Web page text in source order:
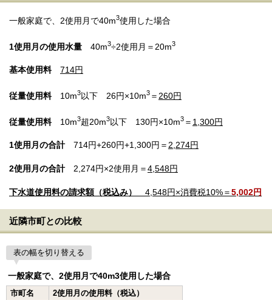
一般家庭で、2使用月で40m3使用した場合
1使用月の使用水量 40m3÷2使用月＝20m3
基本使用料 714円
従量使用料10m3以下 26円×10m3 ＝ 260円
従量使用料 10m3超20m3以下 130円×10m3 ＝ 1,300円
1使用月の合計714円+260円+1,300円＝ 2,274円
2使用月の合計2,274円×2使用月＝ 4,548円
下水道使用料の請求額（税込み） 4,548円×消費税10%＝ 5,002円
近隣市町との比較
表の幅を切り替える
一般家庭で、2使用月で40m3使用した場合
市町名
2使用月の使用料（税込）